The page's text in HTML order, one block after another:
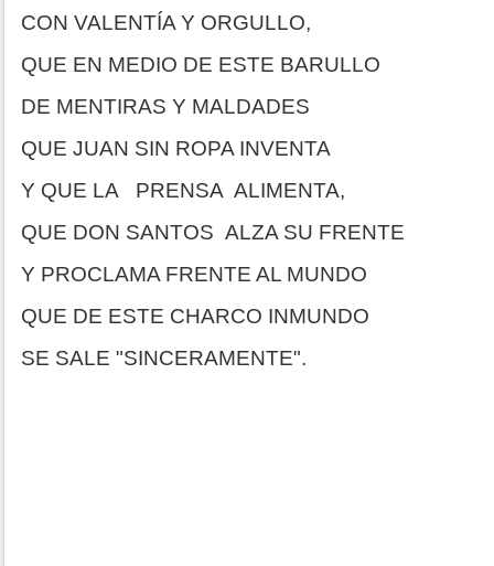
CON VALENTÍA Y ORGULLO,
QUE EN MEDIO DE ESTE BARULLO
DE MENTIRAS Y MALDADES
QUE JUAN SIN ROPA INVENTA
Y QUE LA PRENSA ALIMENTA,
QUE DON SANTOS ALZA SU FRENTE
Y PROCLAMA FRENTE AL MUNDO
QUE DE ESTE CHARCO INMUNDO
SE SALE "SINCERAMENTE".